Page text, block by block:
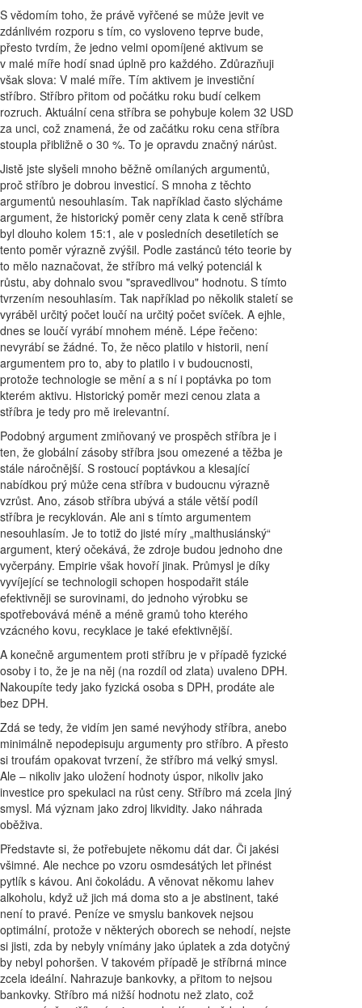
S vědomím toho, že právě vyřčené se může jevit ve
zdánlivém rozporu s tím, co vysloveno teprve bude,
přesto tvrdím, že jedno velmi opomíjené aktivum se
v malé míře hodí snad úplně pro každého. Zdůrazňuji
však slova: V malé míře. Tím aktivem je investiční
stříbro. Stříbro přitom od počátku roku budí celkem
rozruch. Aktuální cena stříbra se pohybuje kolem 32 USD
za unci, což znamená, že od začátku roku cena stříbra
stoupla přibližně o 30 %. To je opravdu značný nárůst.
Jistě jste slyšeli mnoho běžně omílaných argumentů,
proč stříbro je dobrou investicí. S mnoha z těchto
argumentů nesouhlasím. Tak například často slýcháme
argument, že historický poměr ceny zlata k ceně stříbra
byl dlouho kolem 15:1, ale v posledních desetiletích se
tento poměr výrazně zvýšil. Podle zastánců této teorie by
to mělo naznačovat, že stříbro má velký potenciál k
růstu, aby dohnalo svou "spravedlivou" hodnotu. S tímto
tvrzením nesouhlasím. Tak například po několik staletí se
vyráběl určitý počet loučí na určitý počet svíček. A ejhle,
dnes se loučí vyrábí mnohem méně. Lépe řečeno:
nevyrábí se žádné. To, že něco platilo v historii, není
argumentem pro to, aby to platilo i v budoucnosti,
protože technologie se mění a s ní i poptávka po tom
kterém aktivu. Historický poměr mezi cenou zlata a
stříbra je tedy pro mě irelevantní.
Podobný argument zmiňovaný ve prospěch stříbra je i
ten, že globální zásoby stříbra jsou omezené a těžba je
stále náročnější. S rostoucí poptávkou a klesající
nabídkou prý může cena stříbra v budoucnu výrazně
vzrůst. Ano, zásob stříbra ubývá a stále větší podíl
stříbra je recyklován. Ale ani s tímto argumentem
nesouhlasím. Je to totiž do jisté míry „malthusiánský“
argument, který očekává, že zdroje budou jednoho dne
vyčerpány. Empirie však hovoří jinak. Průmysl je díky
vyvíjející se technologii schopen hospodařit stále
efektivněji se surovinami, do jednoho výrobku se
spotřebovává méně a méně gramů toho kterého
vzácného kovu, recyklace je také efektivnější.
A konečně argumentem proti stříbru je v případě fyzické
osoby i to, že je na něj (na rozdíl od zlata) uvaleno DPH.
Nakoupíte tedy jako fyzická osoba s DPH, prodáte ale
bez DPH.
Zdá se tedy, že vidím jen samé nevýhody stříbra, anebo
minimálně nepodepisuju argumenty pro stříbro. A přesto
si troufám opakovat tvrzení, že stříbro má velký smysl.
Ale – nikoliv jako uložení hodnoty úspor, nikoliv jako
investice pro spekulaci na růst ceny. Stříbro má zcela jiný
smysl. Má význam jako zdroj likvidity. Jako náhrada
oběživa.
Představte si, že potřebujete někomu dát dar. Či jakési
všimné. Ale nechce po vzoru osmdesátých let přinést
pytlík s kávou. Ani čokoládu. A věnovat někomu lahev
alkoholu, když už jich má doma sto a je abstinent, také
není to pravé. Peníze ve smyslu bankovek nejsou
optimální, protože v některých oborech se nehodí, nejste
si jisti, zda by nebyly vnímány jako úplatek a zda dotyčný
by nebyl pohoršen. V takovém případě je stříbrná mince
zcela ideální. Nahrazuje bankovky, a přitom to nejsou
bankovky. Stříbro má nižší hodnotu než zlato, což